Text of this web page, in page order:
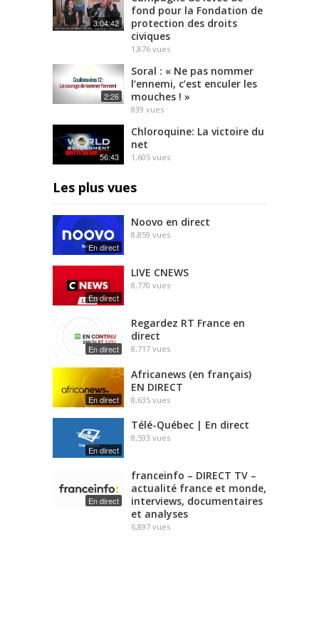
3:04:42
fond pour la Fondation de
protection des droits
civiques
1,876 vues
2:26
Soral : « Ne pas nommer
l’ennemi, c’est enculer les
mouches ! »
839 vues
56:43
Chloroquine: La victoire du
net
1,605 vues
Les plus vues
En direct
Noovo en direct
8,859 vues
En direct
LIVE CNEWS
8,770 vues
En direct
Regardez RT France en
direct
8,717 vues
En direct
Africanews (en français)
EN DIRECT
8,635 vues
En direct
Télé-Québec | En direct
8,593 vues
En direct
franceinfo – DIRECT TV –
actualité france et monde,
interviews, documentaires
et analyses
6,897 vues